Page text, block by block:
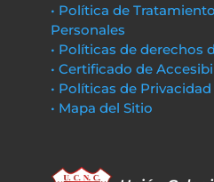
• Política de
Personales
• Políticas de derechos
• Certificado de
• Políticas de
• Mapa del Sitio